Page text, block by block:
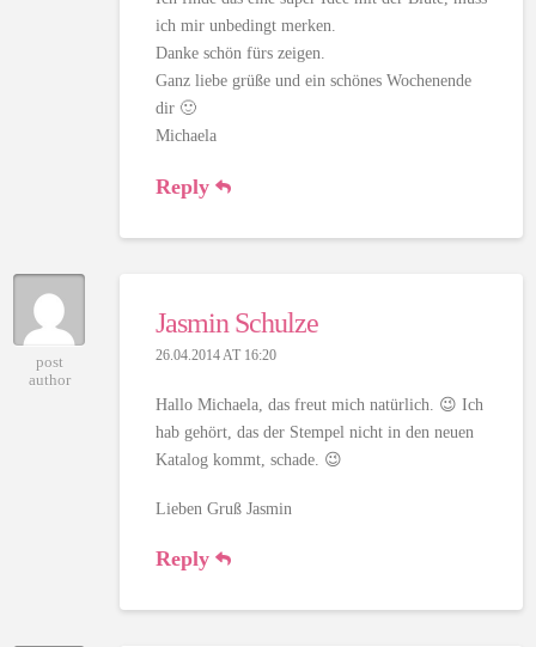
ich mir unbedingt merken.
Danke schön fürs zeigen.
Ganz liebe grüße und ein schönes Wochenende
dir 🙂
Michaela
Reply
post
author
Jasmin Schulze
26.04.2014 AT 16:20
Hallo Michaela, das freut mich natürlich. 😉 Ich
hab gehört, das der Stempel nicht in den neuen
Katalog kommt, schade. 😉
Lieben Gruß Jasmin
Reply